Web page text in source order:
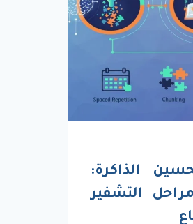
الذاكرة:
التشفير